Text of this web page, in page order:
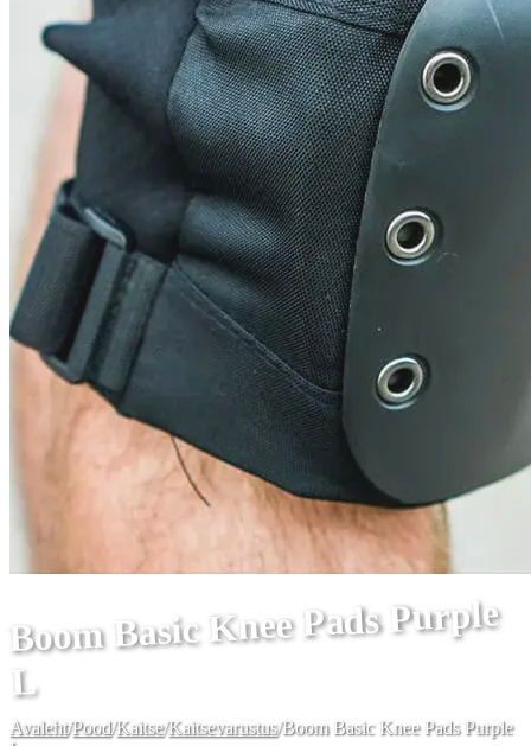
Boom Basic Knee Pads Purple
L
Avaleht/Pood/Kaitse/Kaitsevarustus/Boom Basic Knee Pads Purple